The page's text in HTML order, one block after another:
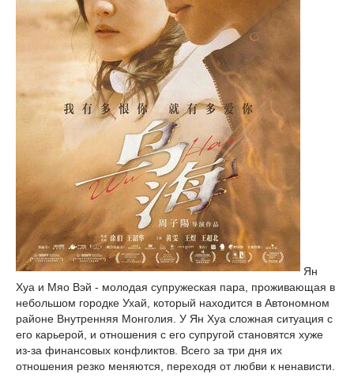
Ян
Хуа и Мяо Вэй - молодая супружеская пара, проживающая в
небольшом городке Ухай, который находится в Автономном
районе Внутренняя Монголия. У Ян Хуа сложная ситуация с
его карьерой, и отношения с его супругой становятся хуже
из-за финансовых конфликтов. Всего за три дня их
отношения резко меняются, переходя от любви к ненависти.